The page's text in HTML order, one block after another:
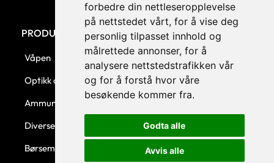
forbedre din nettleseropplevelse
på nettstedet vårt, for å vise deg
personlig tilpasset innhold og
målrettede annonser, for å
analysere nettstedstrafikken vår
og for å forstå hvor våre
besøkende kommer fra.
Godta alle
Avvis alle
PRODUKTKATEGORIER
Våpen
Optikk og montasjer
Ammunisjon
Diverse
Børsemaker